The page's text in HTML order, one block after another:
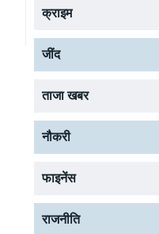
क्राइम
जींद
ताजा खबर
नौकरी
फाइनेंस
राजनीति